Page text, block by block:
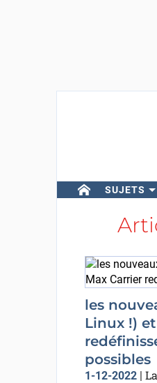
SUJETS
les
Linux !)
possibles
1-12-2022|